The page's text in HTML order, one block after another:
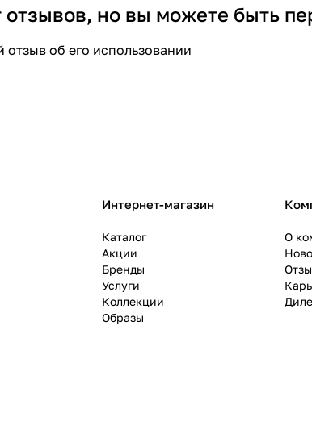
отзывов, но вы можете быть
отзыв об его использовании
Интернет-магазин
Каталог
Акции
Бренды
Услуги
Коллекции
Образы
О